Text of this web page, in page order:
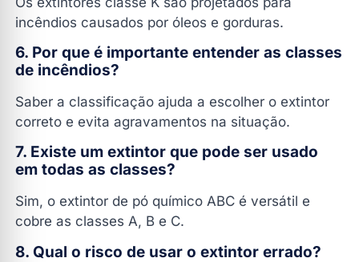
incêndios causados por óleos e gorduras.
6. Por que é importante entender as classes
de incêndios?
Saber a classificação ajuda a escolher o extintor
correto e evita agravamentos na situação.
7. Existe um extintor que pode ser usado
em todas as classes?
Sim, o extintor de pó químico ABC é versátil e
cobre as classes A, B e C.
8. Qual o risco de usar o extintor errado?